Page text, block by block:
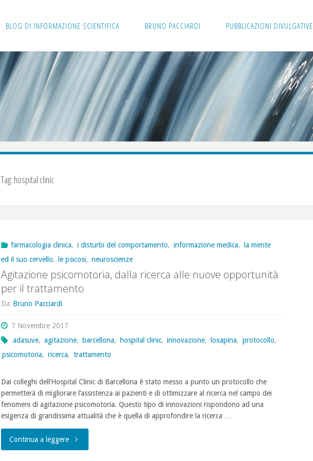
BLOG DI INFORMAZIONE SCIENTIFICA BRUNO PACCIARDI PUBBLICAZIONI DIVULGATIVE
Tag: hospital clinic
farmacologia clinica, i disturbi del comportamento, informazione medica,
la mente
ed il suo cervello, le psicosi, neuroscienze
Agitazione psicomotoria, dalla ricerca alle nuove opportunità
per il trattamento
Da Bruno Pacciardi
7 Novembre 2017
adasuve, agitazione, barcellona, hospital clinic, innovazione, loxapina, protocollo,
psicomotoria, ricerca, trattamento
Dai colleghi dell’Hospital Clinic di Barcellona è stato messo a punto un protocollo che
permetterà di migliorare l’assistenza ai pazienti e di ottimizzare al ricerca nel campo dei
fenomeni di agitazione psicomotoria. Questo tipo di innovazioni rispondono ad una
esigenza di grandissima attualità che è quella di approfondire la ricerca …
Continua a leggere"Agitazione